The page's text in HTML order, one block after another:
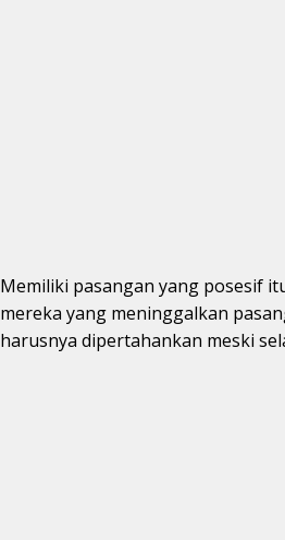
Memiliki pasangan yang posesif
mereka yang meninggalkan
harusnya dipertahankan meski